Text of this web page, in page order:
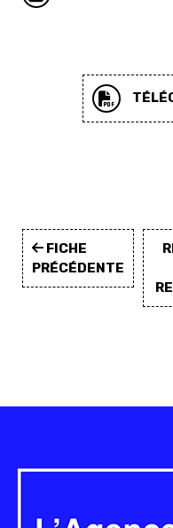
FICHE
PRÉCÉDENTE